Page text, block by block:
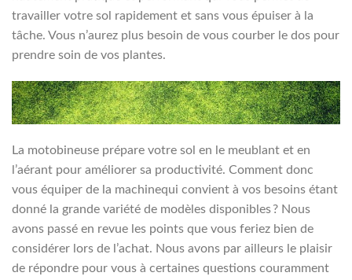
travailler votre sol rapidement et sans vous épuiser à la
tâche. Vous n’aurez plus besoin de vous courber le dos pour
prendre soin de vos plantes.
La motobineuse prépare votre sol en le meublant et en
l’aérant pour améliorer sa productivité. Comment donc
vous équiper de la machinequi convient à vos besoins étant
donné la grande variété de modèles disponibles ? Nous
avons passé en revue les points que vous feriez bien de
considérer lors de l’achat. Nous avons par ailleurs le plaisir
de répondre pour vous à certaines questions couramment